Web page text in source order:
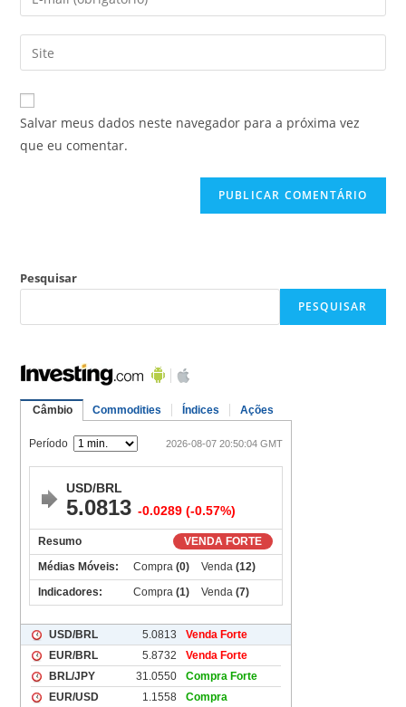
Salvar meus dados neste navegador para a próxima vez
que eu comentar.
Pesquisar
PESQUISAR